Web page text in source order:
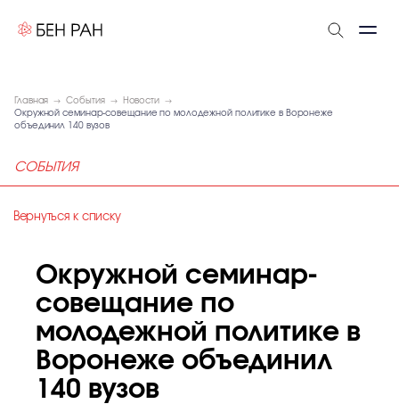
Главная События
Новости
Окружной семинар-совещание по молодежной политике в Воронеже
объединил 140 вузов
СОБЫТИЯ
Вернуться к списку
Окружной семинар-
совещание по
молодежной политике в
Воронеже объединил
140 вузов